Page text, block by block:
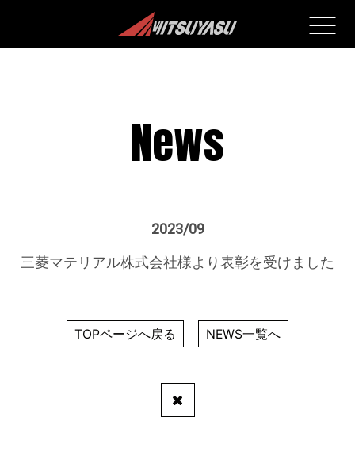
News
2023/09
三菱マテリアル株式会社様より表彰を受けました
TOPページへ戻る NEWS一覧へ